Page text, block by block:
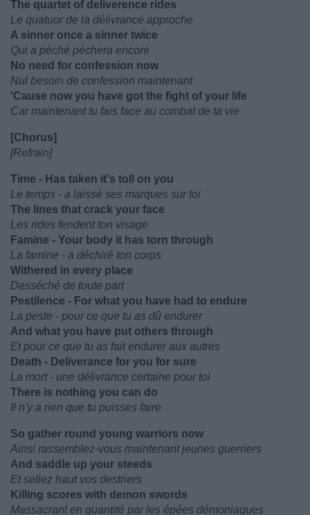
The quartet of deliverence rides
Le quatuor de la délivrance approche
A sinner once a sinner twice
Qui a péché péchera encore
No need for confession now
Nul besoin de confession maintenant
'Cause now you have got the fight of your life
Car maintenant tu fais face au combat de ta vie
[Chorus]
[Refrain]
Time - Has taken it's toll on you
Le temps - a laissé ses marques sur toi
The lines that crack your face
Les rides fendent ton visage
Famine - Your body it has torn through
La famine - a déchiré ton corps
Withered in every place
Desséché de toute part
Pestilence - For what you have had to endure
La peste - pour ce que tu as dû endurer
And what you have put others through
Et pour ce que tu as fait endurer aux autres
Death - Deliverance for you for sure
La mort - une délivrance certaine pour toi
There is nothing you can do
Il n'y a rien que tu puisses faire
So gather round young warriors now
Ainsi rassemblez-vous maintenant jeunes guerriers
And saddle up your steeds
Et sellez haut vos destriers
Killing scores with demon swords
Massacrant en quantité par les épées démoniaques